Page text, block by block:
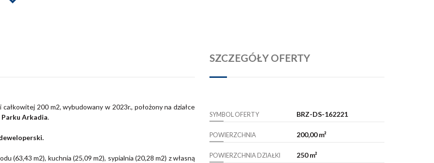
200 m2, wybudowany w 2023r., położony na działce
Arkadia.
(63,43 m2), kuchnia (25,09 m2), sypialnia (20,28 m2) z własną
SZCZEGÓŁY OFERTY
SYMBOL OFERTY BRZ-DS-162221
POWIERZCHNIA 200,00 m²
POWIERZCHNIA DZIAŁKI 250 m²